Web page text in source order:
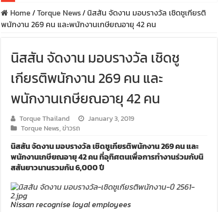
Home/Torque News/ นิสสัน จัดงาน มอบรางวัล เชิดชูเกียรติ
พนักงาน 269 คน และพนักงานเกษียณอายุ 42 คน
นิสสัน จัดงาน มอบรางวัล เชิดชู
เกียรติพนักงาน 269 คน และ
พนักงานเกษียณอายุ 42 คน
Torque Thailand
January 3, 2019
Torque News,ข่าวรถ
นิสสัน จัดงาน มอบรางวัล เชิดชูเกียรติพนักงาน 269 คน และ
พนักงานเกษียณอายุ 42 คน ที่อุทิศตนเพื่อการทำงานร่วมกับนิ
สสันยาวนานรวมกัน 6,000 ปี
Nissan recognise loyal employees